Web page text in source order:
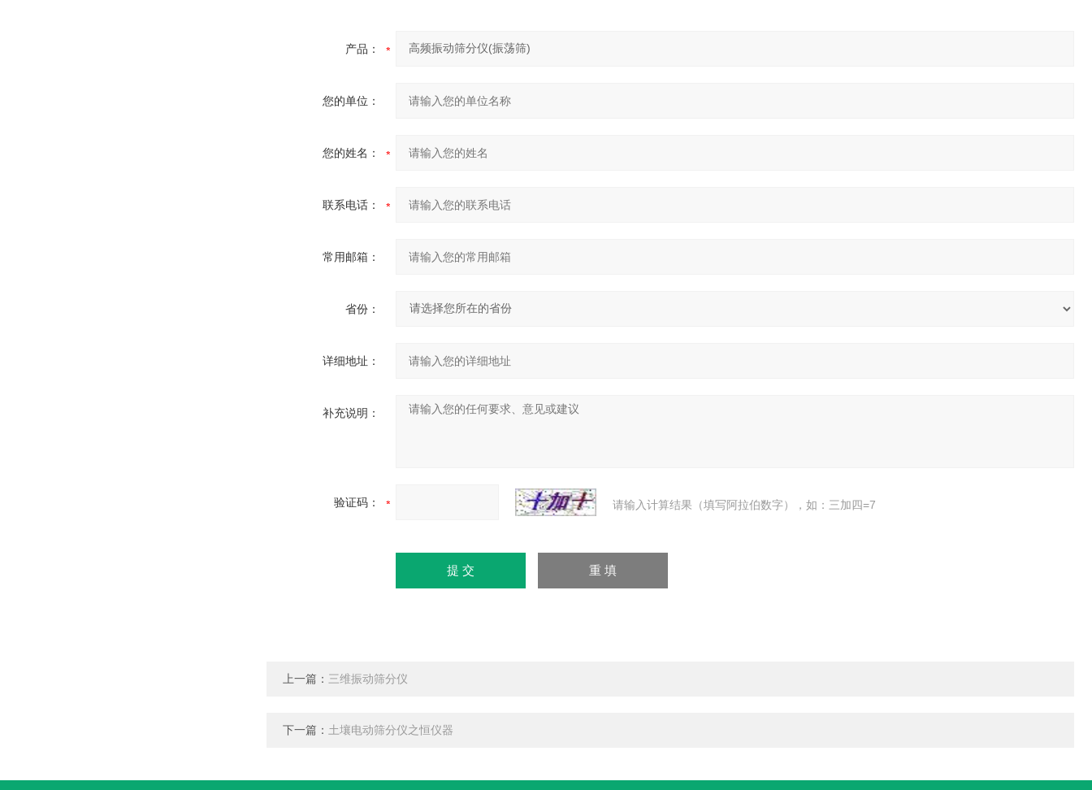
产品：
您的单位：
您的姓名：
联系电话：
常用邮箱：
省份：
详细地址：
补充说明：
验证码： 请输入计算结果（填写阿拉伯数字），如：三加四=7
上一篇： 三维振动筛分仪
下一篇： 土壤电动筛分仪之恒仪器